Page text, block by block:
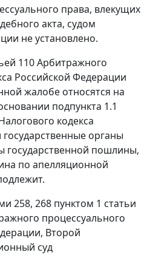
права, влекущих
акта, судом
не установлено.
110Арбитражного
Российской Федерации
жалобе относятся на
подпункта 1.1
кодекса
органы
государственной пошлины,
по апелляционной
258, 268 пунктом 1 статьи
процессуального
Второй
суд